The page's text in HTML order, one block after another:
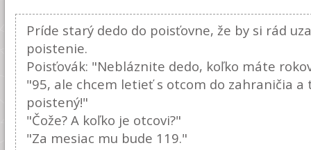
Príde starý dedo do poisťovne, že by si rád
poistenie.
Poisťovák: "Nebláznite dedo, koľko máte
"95, ale chcem letieť s otcom do zahraničia a
poistený!"
"Čože? A koľko je otcovi?"
"Za mesiac mu bude 119."